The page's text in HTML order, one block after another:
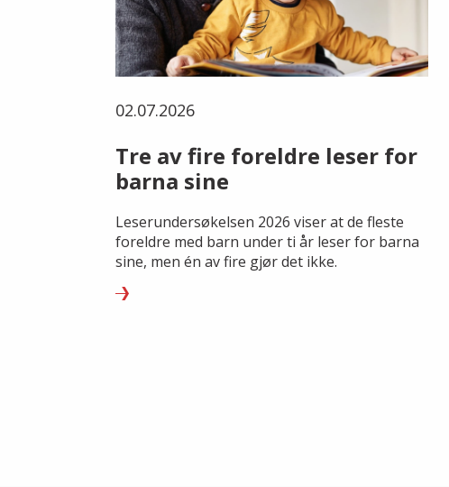
02.07.2026
Tre av fire foreldre leser for
barna sine
Leserundersøkelsen 2026 viser at de fleste
foreldre med barn under ti år leser for barna
sine, men én av fire gjør det ikke.